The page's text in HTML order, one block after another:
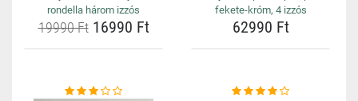
rondella három izzós
19990 Ft16990 Ft
fekete-króm, 4 izzós
62990 Ft